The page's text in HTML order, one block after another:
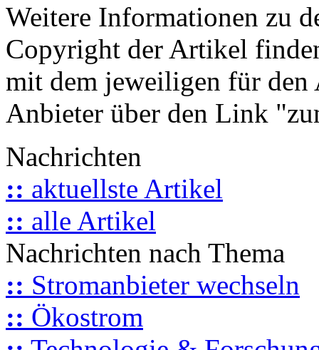
Weitere Informationen zu
Copyright der Artikel
mit dem jeweiligen für
Anbieter über den Link
Nachrichten
:: aktuellste Artikel
:: alle Artikel
Nachrichten nach Thema
:: Stromanbieter wechseln
:: Ökostrom